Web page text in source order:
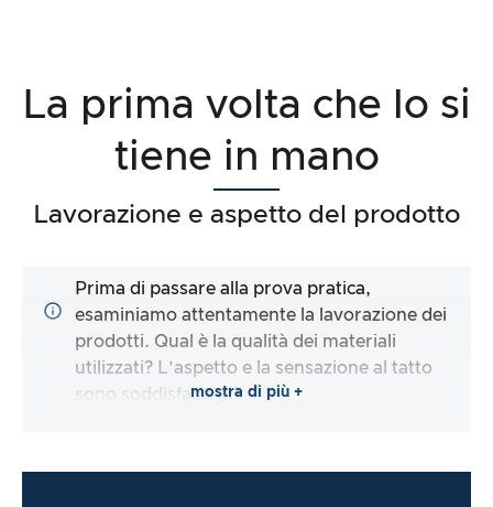
La prima volta che lo si
tiene in mano
Lavorazione e aspetto del prodotto
Prima di passare alla prova pratica,
esaminiamo attentamente la lavorazione dei
prodotti. Qual è la qualità dei materiali
utilizzati? L’aspetto e la sensazione al tatto
sono soddisfacenti?mostra di più +